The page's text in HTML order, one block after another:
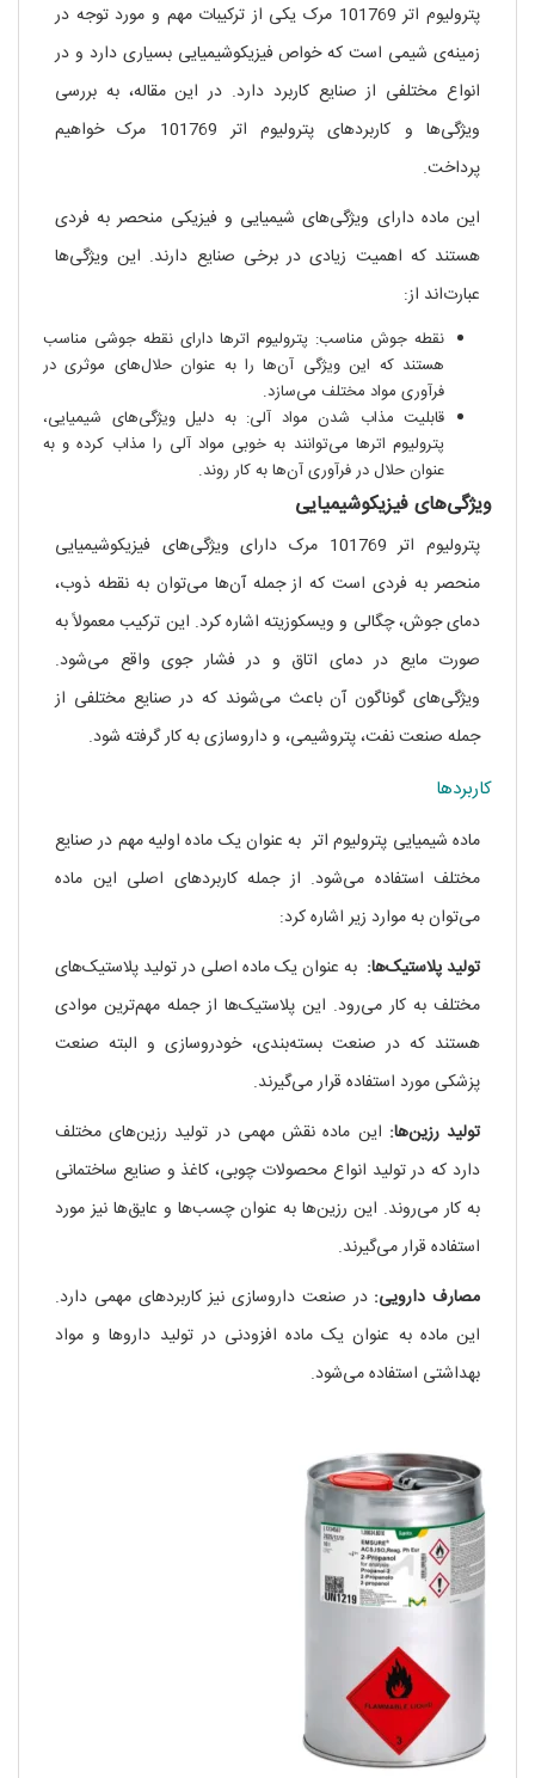
پترولیوم اتر 101769 مرک یکی از ترکیبات مهم و مورد توجه در
زمینه‌ی شیمی است که خواص فیزیکوشیمیایی بسیاری دارد و در
انواع مختلفی از صنایع کاربرد دارد. در این مقاله، به بررسی
ویژگی‌ها و کاربردهای پترولیوم اتر 101769 مرک خواهیم
پرداخت.
این ماده دارای ویژگی‌های شیمیایی و فیزیکی منحصر به فردی
هستند که اهمیت زیادی در برخی صنایع دارند. این ویژگی‌ها
عبارت‌اند از:
نقطه جوش مناسب: پترولیوم اترها دارای نقطه جوشی مناسب
هستند که این ویژگی آن‌ها را به عنوان حلال‌های موثری در
فرآوری مواد مختلف می‌سازد.
قابلیت مذاب شدن مواد آلی: به دلیل ویژگی‌های شیمیایی،
پترولیوم اترها می‌توانند به خوبی مواد آلی را مذاب کرده و به
عنوان حلال در فرآوری آن‌ها به کار روند.
ویژگی‌های فیزیکوشیمیایی
پترولیوم اتر 101769 مرک دارای ویژگی‌های فیزیکوشیمیایی
منحصر به فردی است که از جمله آن‌ها می‌توان به نقطه ذوب،
دمای جوش، چگالی و ویسکوزیته اشاره کرد. این ترکیب معمولاً به
صورت مایع در دمای اتاق و در فشار جوی واقع می‌شود.
ویژگی‌های گوناگون آن باعث می‌شوند که در صنایع مختلفی از
جمله صنعت نفت، پتروشیمی، و داروسازی به کار گرفته شود.
کاربردها
ماده شیمیایی پترولیوم اتر به عنوان یک ماده اولیه مهم در صنایع
مختلف استفاده می‌شود. از جمله کاربردهای اصلی این ماده
می‌توان به موارد زیر اشاره کرد:
تولید پلاستیک‌ها: به عنوان یک ماده اصلی در تولید پلاستیک‌های
مختلف به کار می‌رود. این پلاستیک‌ها از جمله مهم‌ترین موادی
هستند که در صنعت بسته‌بندی، خودروسازی و البته صنعت
پزشکی مورد استفاده قرار می‌گیرند.
تولید رزین‌ها: این ماده نقش مهمی در تولید رزین‌های مختلف
دارد که در تولید انواع محصولات چوبی، کاغذ و صنایع ساختمانی
به کار می‌روند. این رزین‌ها به عنوان چسب‌ها و عایق‌ها نیز مورد
استفاده قرار می‌گیرند.
مصارف دارویی: در صنعت داروسازی نیز کاربردهای مهمی دارد.
این ماده به عنوان یک ماده افزودنی در تولید داروها و مواد
بهداشتی استفاده می‌شود.